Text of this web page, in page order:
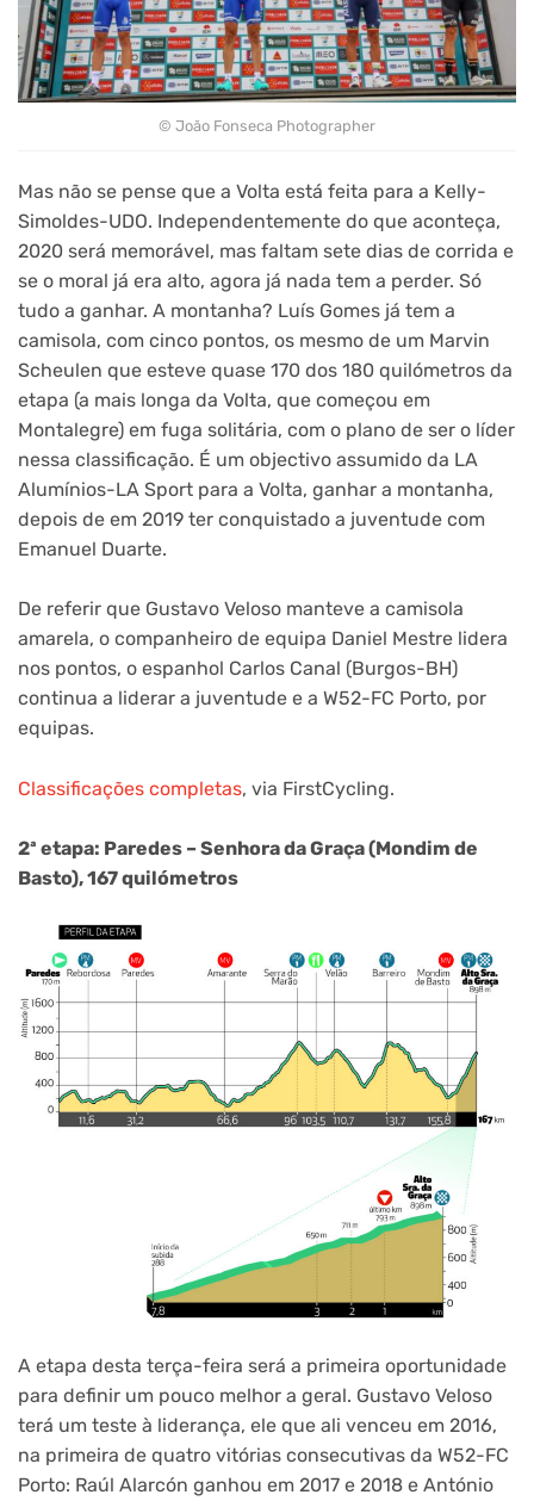
© João Fonseca Photographer
Mas não se pense que a Volta está feita para a Kelly-
Simoldes-UDO. Independentemente do que aconteça,
2020 será memorável, mas faltam sete dias de corrida e
se o moral já era alto, agora já nada tem a perder. Só
tudo a ganhar. A montanha? Luís Gomes já tem a
camisola, com cinco pontos, os mesmo de um Marvin
Scheulen que esteve quase 170 dos 180 quilómetros da
etapa (a mais longa da Volta, que começou em
Montalegre) em fuga solitária, com o plano de ser o líder
nessa classificação. É um objectivo assumido da LA
Alumínios-LA Sport para a Volta, ganhar a montanha,
depois de em 2019 ter conquistado a juventude com
Emanuel Duarte.
De referir que Gustavo Veloso manteve a camisola
amarela, o companheiro de equipa Daniel Mestre lidera
nos pontos, o espanhol Carlos Canal (Burgos-BH)
continua a liderar a juventude e a W52-FC Porto, por
equipas.
Classificações completas, via FirstCycling.
2ª etapa: Paredes – Senhora da Graça (Mondim de
Basto), 167 quilómetros
A etapa desta terça-feira será a primeira oportunidade
para definir um pouco melhor a geral. Gustavo Veloso
terá um teste à liderança, ele que ali venceu em 2016,
na primeira de quatro vitórias consecutivas da W52-FC
Porto: Raúl Alarcón ganhou em 2017 e 2018 e António